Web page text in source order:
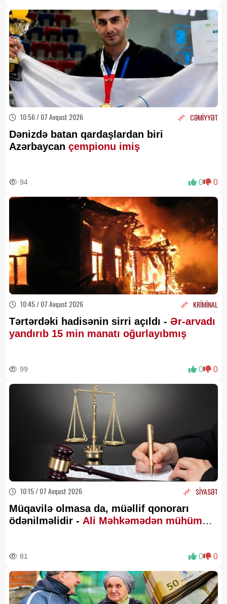
10:56 / 07 Avqust 2026 CƏMİYYƏT
Dənizdə batan qardaşlardan biri
Azərbaycan çempionu imiş
94 0 0
10:45 / 07 Avqust 2026 KRİMİNAL
Tərtərdəki hadisənin sirri açıldı - Ər-arvadı
yandırıb 15 min manatı oğurlayıbmış
99 0 0
10:15 / 07 Avqust 2026 SİYASƏT
Müqavilə olmasa da, müəllif qonorarı
ödənilməlidir - Ali Məhkəmədən mühüm
81 0 0